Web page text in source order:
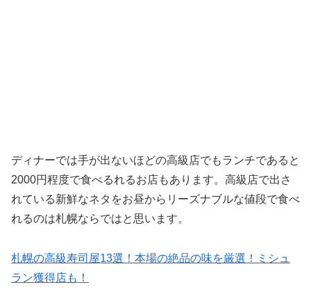
ディナーでは手が出ないほどの高級店でもランチであると
2000円程度で食べるれるお店もあります。高級店で出さ
れている新鮮なネタをお昼からリーズナブルな値段で食べ
れるのは札幌ならではと思います。
札幌の高級寿司屋13選！本場の絶品の味を厳選！ミシュ
ラン獲得店も！